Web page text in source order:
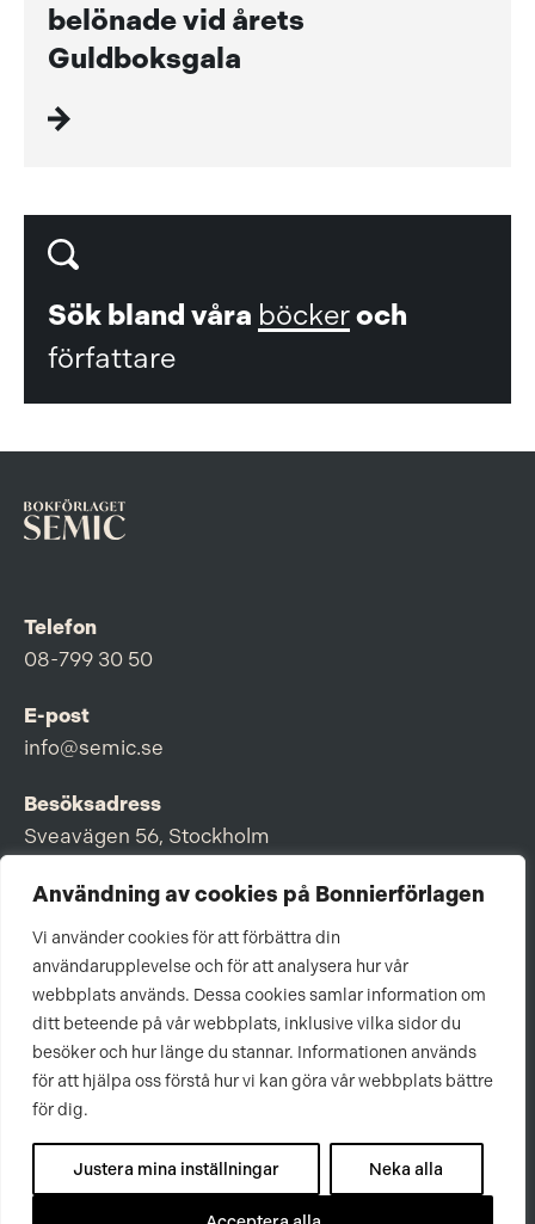
Användning av cookies på Bonnierförlagen
Vi använder cookies för att förbättra din
användarupplevelse och för att analysera hur vår
webbplats används. Dessa cookies samlar information om
ditt beteende på vår webbplats, inklusive vilka sidor du
besöker och hur länge du stannar. Informationen används
för att hjälpa oss förstå hur vi kan göra vår webbplats bättre
för dig.
Justera mina inställningar Neka alla
belönade vid årets
Guldboksgala
Sök bland våra böckeroch
författare
Telefon
08-799 30 50
E-post
info@semic.se
Besöksadress
Sveavägen 56, Stockholm
Postadress
Om Bonnierförlagen
Cookies
Integritetspolicy